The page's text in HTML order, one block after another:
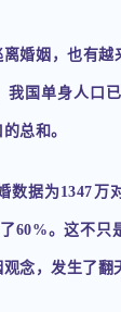
婚姻，也有越
我国单身人口
总和。
数据为1347万
60%。这不只
念，发生了翻